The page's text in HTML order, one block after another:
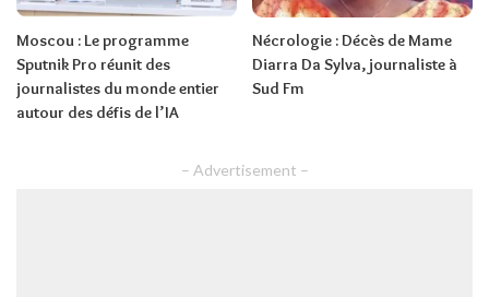
Moscou : Le programme
Sputnik Pro réunit des
journalistes du monde entier
autour des défis de l’IA
Nécrologie : Décès de Mame
Diarra Da Sylva, journaliste à
Sud Fm
– Advertisement –